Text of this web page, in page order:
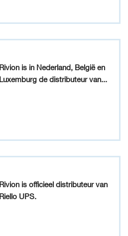
Rivion is in Nederland, België en
Luxemburg de distributeur van...
Rivion is officieel distributeur van
Riello UPS.